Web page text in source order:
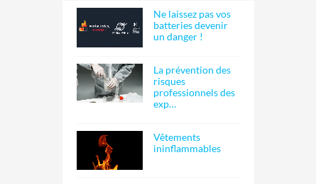
Ne laissez pas vos
batteries devenir
un danger !
La prévention des
risques
professionnels des
exp…
Vêtements
ininflammables